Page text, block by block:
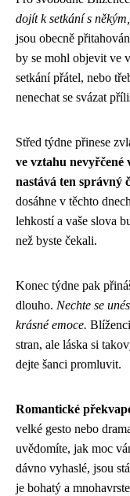
dojít k setkání s
jsou obecně
by se mohl objevit ve
setkání přátel, nebo
nenechat se svázat
Střed týdne přinese
ve vztahu nevyřčené
nastává ten správný
dosáhne v těchto
lehkostí a vaše slova
než byste čekali.
Konec týdne pak
dlouho. Nechte se
krásné emoce.
stran, ale láska si
dejte šanci promluvit.
Romantické
velké gesto nebo
uvědomíte, jak moc
dávno vyhaslé, jsou
je bohatý a